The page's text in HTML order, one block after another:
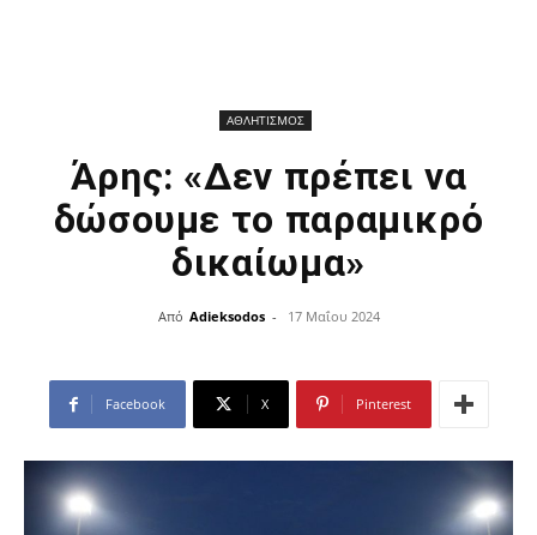
ΑΘΛΗΤΙΣΜΟΣ
Άρης: «Δεν πρέπει να
δώσουμε το παραμικρό
δικαίωμα»
Από Adieksodos - 17 Μαΐου 2024
Facebook X Pinterest